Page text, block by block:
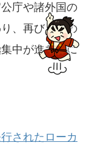
庁や諸外国の
、再び日本の
中が進む事に
されたローカ